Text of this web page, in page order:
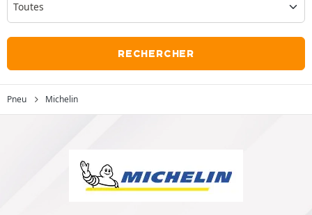
RECHERCHER
Pneu Michelin